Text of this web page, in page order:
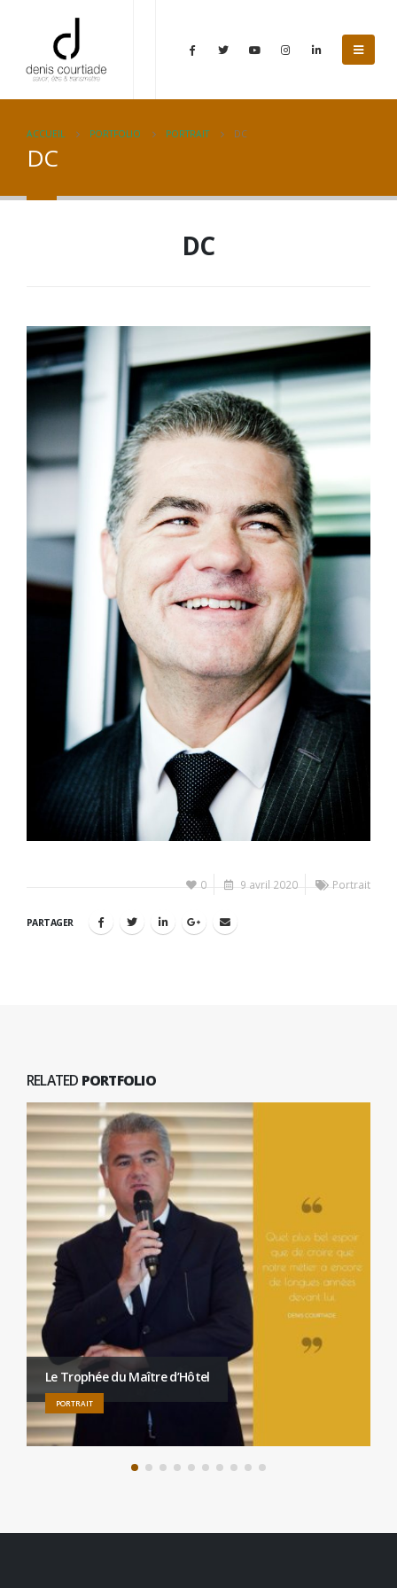
ACCUEIL PORTFOLIO PORTRAIT DC
DC
DC
0 9 avril 2020 Portrait
PARTAGER
RELATED PORTFOLIO
Le Trophée du Maître d’Hôtel
PORTRAIT